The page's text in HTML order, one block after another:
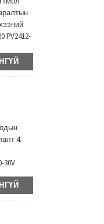
PV2412-
4.
30V